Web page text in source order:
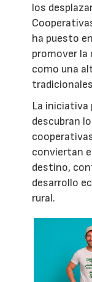
los
ha puesto
promover la
como una
La
descubran
conviertan
destino,
desarrollo
rural.